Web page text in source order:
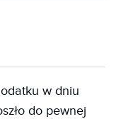
w dniu
do pewnej